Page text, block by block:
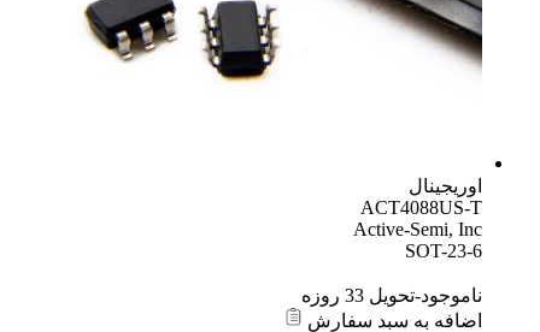
اوریجینال
ACT4088US-T
Active-Semi, Inc
SOT-23-6
ناموجود-تحویل 33 روزه
اضافه به سبد سفارش